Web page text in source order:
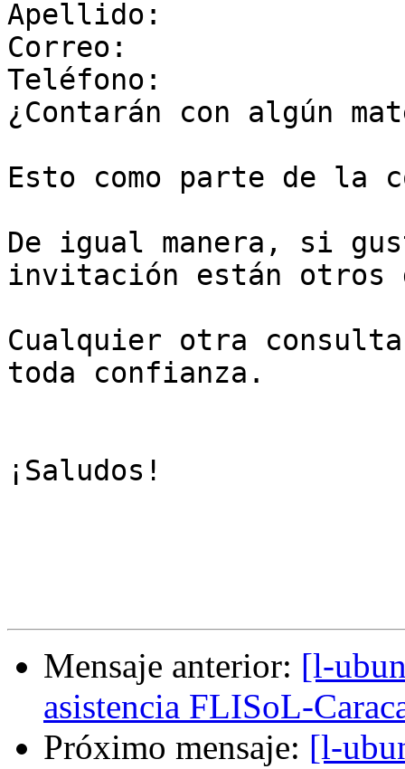
Apellido:
Correo:
Teléfono:
¿Contarán con algún
Esto como parte de la
De igual manera, si
invitación están otros
Cualquier otra
toda confianza.
¡Saludos!
Mensaje anterior: [l-
asistencia FLISoL-
Próximo mensaje: [l-